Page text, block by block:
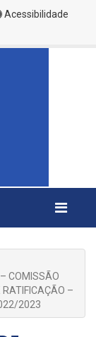
Acessibilidade
COMISSÃO
RATIFICAÇÃO –
2023